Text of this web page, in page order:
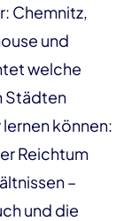
Chemnitz,
und
welche
Städten
können:
Reichtum
–
und die